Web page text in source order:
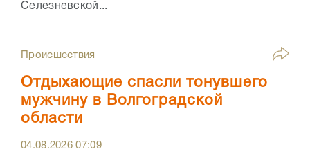
Селезневской...
Происшествия
Отдыхающие спасли тонувшего
мужчину в Волгоградской
области
04.08.202607:09